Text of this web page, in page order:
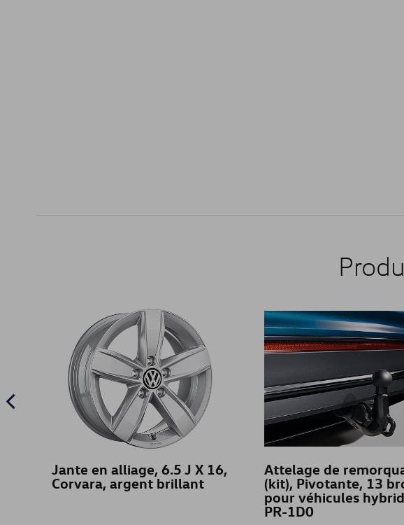
Jante en alliage, 6.5 J X 16,
Corvara, argent brillant
Attelage de
(kit), Pivotante, 13
pour véhicules
PR-1D0